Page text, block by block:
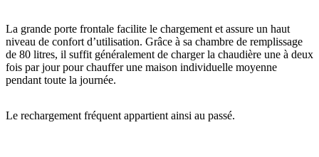
La grande porte frontale facilite le chargement et assure un haut
niveau de confort d’utilisation. Grâce à sa chambre de remplissage
de 80 litres, il suffit généralement de charger la chaudière une à deux
fois par jour pour chauffer une maison individuelle moyenne
pendant toute la journée.
Le rechargement fréquent appartient ainsi au passé.